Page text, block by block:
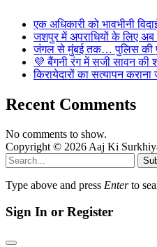
एक अधिकारी को भावभीनी
जशपुर में अपराधियों के लिए अब
जंगल से मुंबई तक… पुलिस की
💜 बैंगनी रंग में सजी सावन की
किरायेदारों का सत्यापन
Recent Comments
No comments to show.
Copyright © 2026 Aaj Ki
Type above and press Enterto
Sign In or Register